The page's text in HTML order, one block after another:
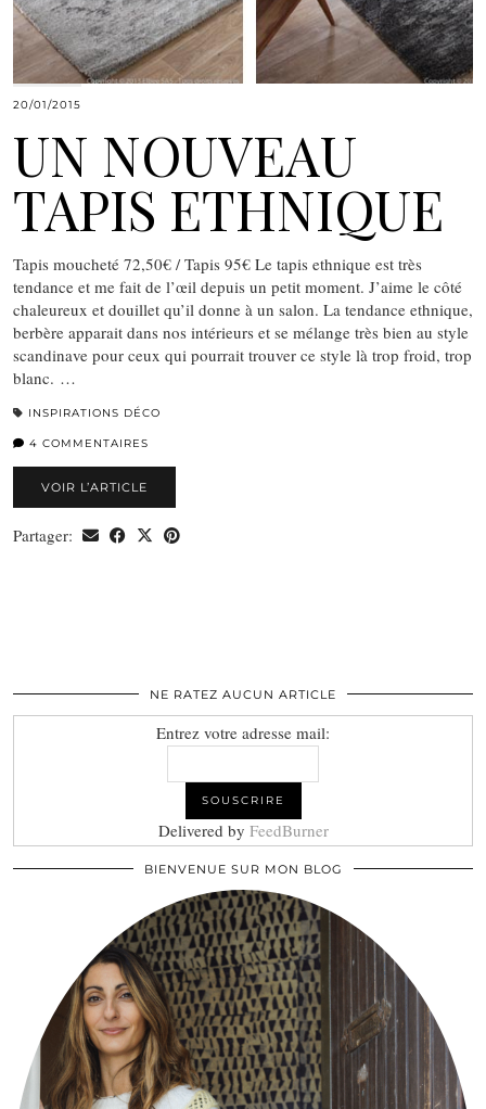
20/01/2015
UN NOUVEAU
TAPIS ETHNIQUE
Tapis moucheté 72,50€ / Tapis 95€ Le tapis ethnique est très
tendance et me fait de l’œil depuis un petit moment. J’aime le côté
chaleureux et douillet qu’il donne à un salon. La tendance ethnique,
berbère apparait dans nos intérieurs et se mélange très bien au style
scandinave pour ceux qui pourrait trouver ce style là trop froid, trop
blanc. …
INSPIRATIONS DÉCO
4 COMMENTAIRES
VOIR L’ARTICLE
Partager:
NE RATEZ AUCUN ARTICLE
Entrez votre adresse mail:
Delivered by FeedBurner
BIENVENUE SUR MON BLOG